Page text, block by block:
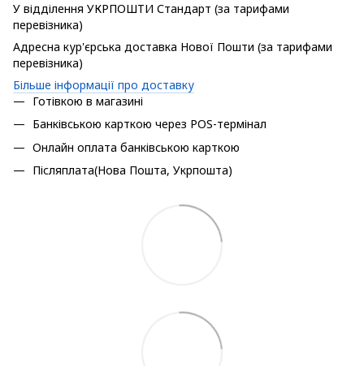
У відділення УКРПОШТИ Стандарт (за тарифами
перевізника)
Адресна кур'єрська доставка Нової Пошти (за тарифами
перевізника)
Більше інформації про доставку
Готівкою в магазині
Банківською карткою через POS-термінал
Онлайн оплата банківською карткою
Післяплата(Нова Пошта, Укрпошта)